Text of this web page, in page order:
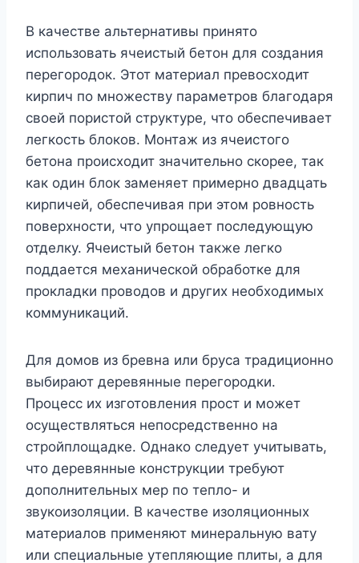
В качестве альтернативы принято
использовать ячеистый бетон для создания
перегородок. Этот материал превосходит
кирпич по множеству параметров благодаря
своей пористой структуре, что обеспечивает
легкость блоков. Монтаж из ячеистого
бетона происходит значительно скорее, так
как один блок заменяет примерно двадцать
кирпичей, обеспечивая при этом ровность
поверхности, что упрощает последующую
отделку. Ячеистый бетон также легко
поддается механической обработке для
прокладки проводов и других необходимых
коммуникаций.
Для домов из бревна или бруса традиционно
выбирают деревянные перегородки.
Процесс их изготовления прост и может
осуществляться непосредственно на
стройплощадке. Однако следует учитывать,
что деревянные конструкции требуют
дополнительных мер по тепло- и
звукоизоляции. В качестве изоляционных
материалов применяют минеральную вату
или специальные утепляющие плиты, а для